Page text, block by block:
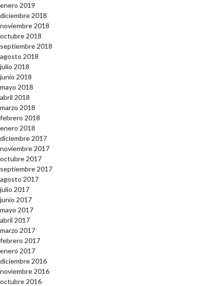
enero 2019
diciembre 2018
noviembre 2018
octubre 2018
septiembre 2018
agosto 2018
julio 2018
junio 2018
mayo 2018
abril 2018
marzo 2018
febrero 2018
enero 2018
diciembre 2017
noviembre 2017
octubre 2017
septiembre 2017
agosto 2017
julio 2017
junio 2017
mayo 2017
abril 2017
marzo 2017
febrero 2017
enero 2017
diciembre 2016
noviembre 2016
octubre 2016